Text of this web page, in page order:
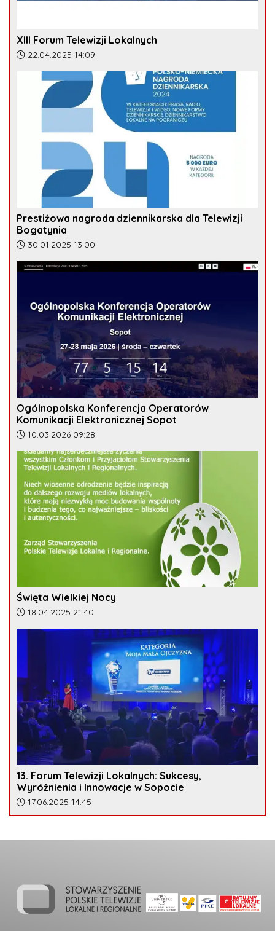
XIII Forum Telewizji Lokalnych
Data dodania artykułu:
22.04.2025 14:09
Prestiżowa nagroda dziennikarska dla Telewizji
Bogatynia
Data dodania artykułu:
30.01.2025 13:00
Ogólnopolska Konferencja Operatorów
Komunikacji Elektronicznej Sopot
Data dodania artykułu:
10.03.2026 09:28
Święta Wielkiej Nocy
Data dodania artykułu:
18.04.2025 21:40
13. Forum Telewizji Lokalnych: Sukcesy,
Wyróżnienia i Innowacje w Sopocie
Data dodania artykułu:
17.06.2025 14:45